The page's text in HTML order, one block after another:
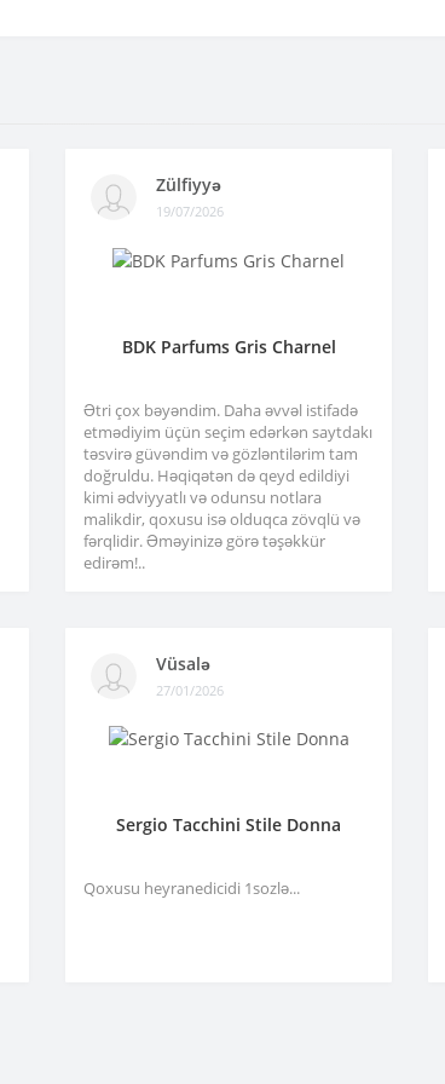
Zülfiyyə
19/07/2026
BDK Parfums Gris Charnel
Ətri çox bəyəndim. Daha əvvəl istifadə
etmədiyim üçün seçim edərkən saytdakı
təsvirə güvəndim və gözləntilərim tam
doğruldu. Həqiqətən də qeyd edildiyi
kimi ədviyyatlı və odunsu notlara
malikdir, qoxusu isə olduqca zövqlü və
fərqlidir. Əməyinizə görə təşəkkür
edirəm!..
Vüsalə
27/01/2026
Sergio Tacchini Stile Donna
Qoxusu heyranedicidi 1sozlə...